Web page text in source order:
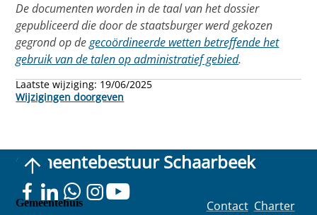
De documenten worden in de taal van het dossier
gepubliceerd die door de staatsburger werd gekozen
gegrond op degecoördineerde wetten betreffende het
gebruik van de talen op administratief gebied.
Laatste wijziging: 19/06/2025
Wijzigingen doorgeven
Gemeentebestuur Schaarbeek
Gemeentehuis Contact Charter